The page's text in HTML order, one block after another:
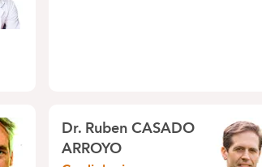
Dr.Ruben CASADO
ARROYO